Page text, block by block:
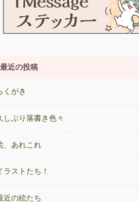
最近の投稿
くがき
しぶり落書き色々
、あれこれ
ラストたち！
近の絵たち